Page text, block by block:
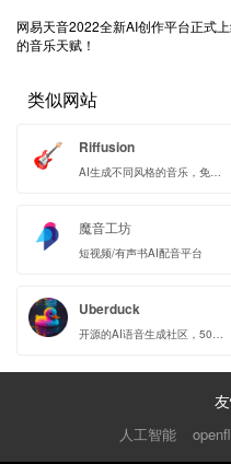
网易天音2022全新AI创作平台正式
的音乐天赋！
类似网站
Riffusion
魔音工坊
短视频/有声书AI配音平台
Uberduck
人工智能